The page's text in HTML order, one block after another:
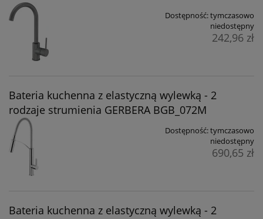
Dostępność:tymczasowo
niedostępny
242,96 zł
Bateria kuchenna z elastyczną wylewką - 2
rodzaje strumienia GERBERA BGB_072M
Dostępność:tymczasowo
niedostępny
690,65 zł
Bateria kuchenna z elastyczną wylewką - 2